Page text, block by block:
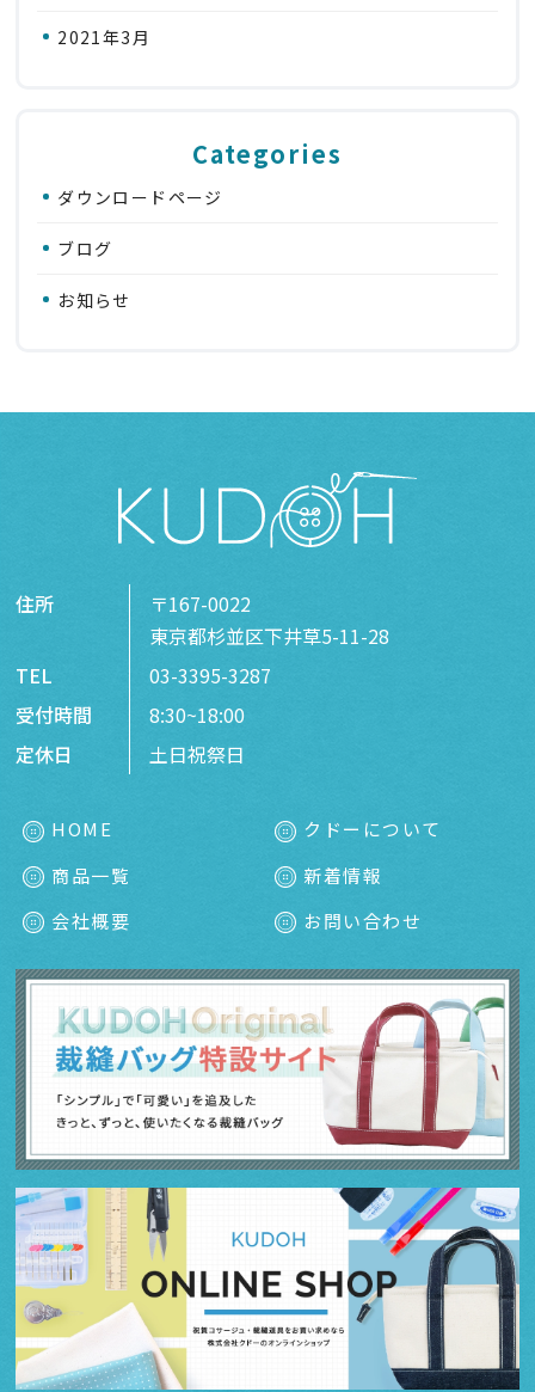
2021年3月
Categories
ダウンロードページ
ブログ
お知らせ
住所
〒167-0022
東京都杉並区下井草5-11-28
TEL
03-3395-3287
受付時間
8:30~18:00
定休日
土日祝祭日
HOME
クドーについて
商品一覧
新着情報
会社概要
お問い合わせ